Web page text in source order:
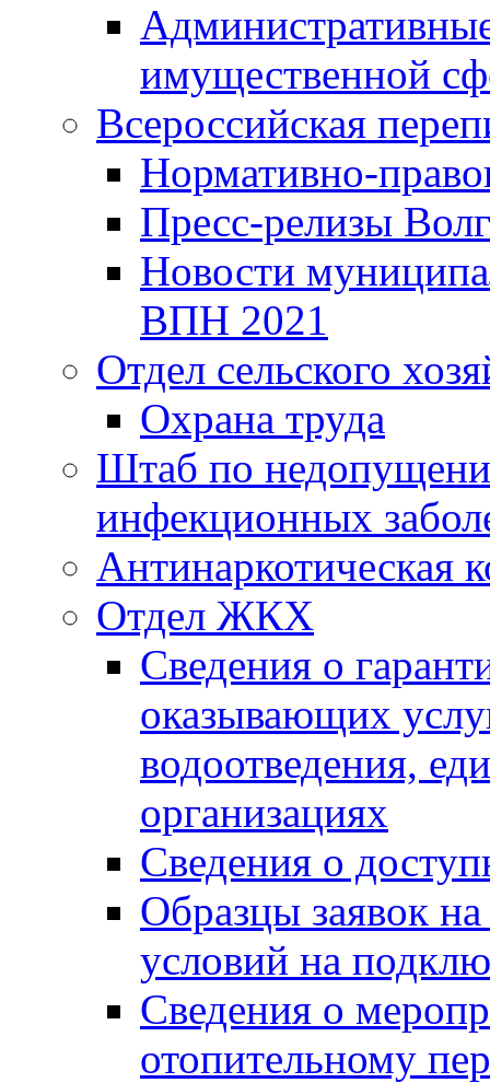
имущественной
Всероссийская
Нормативно-
Пресс-релизы
Новости
ВПН 2021
Отдел сельского
Охрана труда
Штаб по
инфекционных
Антинаркотическая
Отдел ЖКХ
Сведения о
оказывающих
водоотведения,
организациях
Сведения о
Образцы заявок
условий на
Сведения о
отопительному